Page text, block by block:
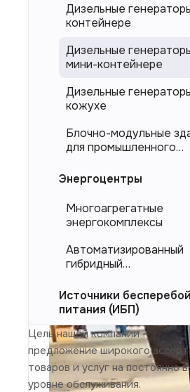
Мини-контейнер
ООО "ТД
размера и
Изделие произведенное
только размерами, но и
Размер мини-
При сборке мини-
теплоизоляции
Дизельные
контейнере
Дизельные
мини-контейнере
Дизельные
кожухе
Блочно-модульные
для промышленного
оборудования (БМЗ)
Энергоцентры
Многоагрегатные
энергокомплексы
Автоматизированный
гибридный
Источники
питания (ИБП)
Цель нашей компании —
предложение широкого
товаров и услуг на постоянно
уровне обслуживания.